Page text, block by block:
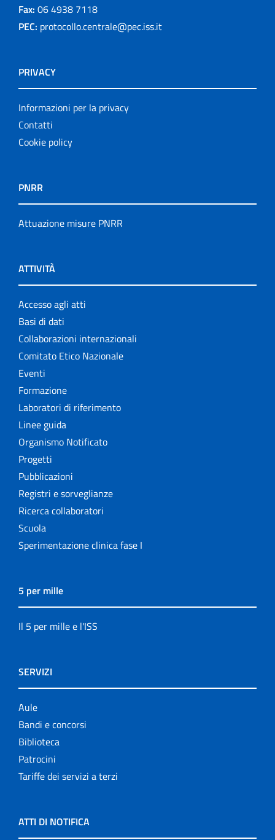
Fax: 06 4938 7118
PEC: protocollo.centrale@pec.iss.it
PRIVACY
Informazioni per la privacy
Contatti
Cookie policy
PNRR
Attuazione misure PNRR
ATTIVITÀ
Accesso agli atti
Basi di dati
Collaborazioni internazionali
Comitato Etico Nazionale
Eventi
Formazione
Laboratori di riferimento
Linee guida
Organismo Notificato
Progetti
Pubblicazioni
Registri e sorveglianze
Ricerca collaboratori
Scuola
Sperimentazione clinica fase I
5 per mille
Il 5 per mille e l'ISS
SERVIZI
Aule
Bandi e concorsi
Biblioteca
Patrocini
Tariffe dei servizi a terzi
ATTI DI NOTIFICA